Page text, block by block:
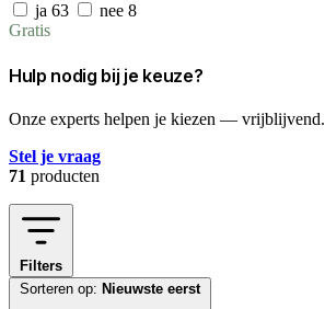
ja 63 nee 8
Gratis
Hulp nodig bij je keuze?
Onze experts helpen je kiezen — vrijblijvend.
Stel je vraag
71 producten
Filters
Sorteren op: Nieuwste eerst